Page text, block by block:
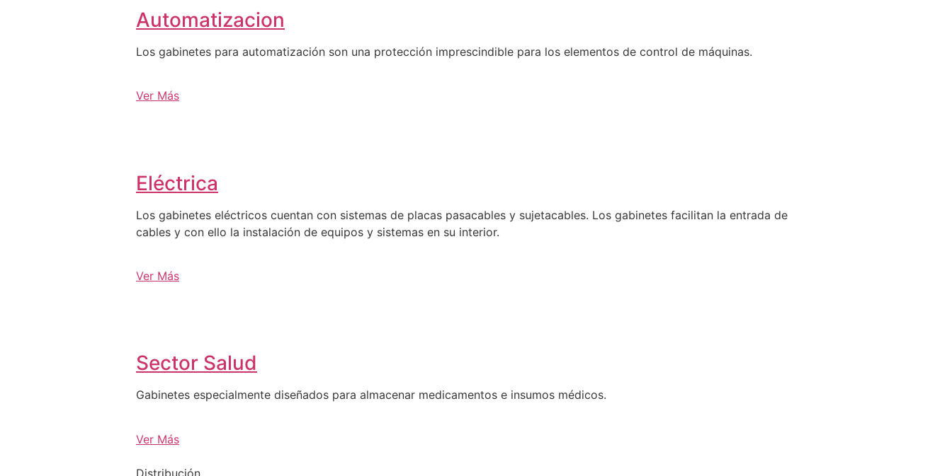
Automatizacion
Los gabinetes para automatización son una protección imprescindible para los elementos de control de máquinas.
Ver Más
Eléctrica
Los gabinetes eléctricos cuentan con sistemas de placas pasacables y sujetacables. Los gabinetes facilitan la entrada de
cables y con ello la instalación de equipos y sistemas en su interior.
Ver Más
Sector Salud
Gabinetes especialmente diseñados para almacenar medicamentos e insumos médicos.
Ver Más
Distribución